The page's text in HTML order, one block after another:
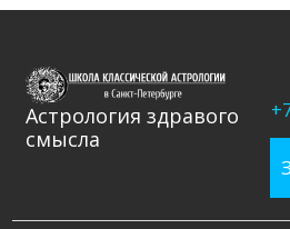
Астрология здравого
смысла